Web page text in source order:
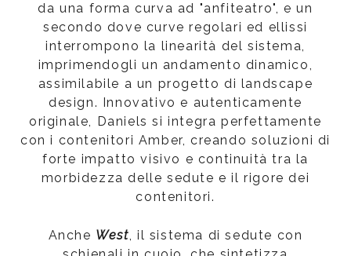
da una forma curva ad "anfiteatro", e un
secondo dove curve regolari ed ellissi
interrompono la linearità del sistema,
imprimendogli un andamento dinamico,
assimilabile a un progetto di landscape
design. Innovativo e autenticamente
originale, Daniels si integra perfettamente
con i contenitori Amber, creando soluzioni di
forte impatto visivo e continuità tra la
morbidezza delle sedute e il rigore dei
contenitori.
Anche West, il sistema di sedute con